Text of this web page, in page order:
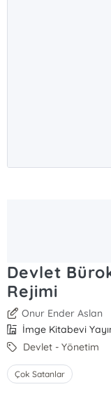
Devlet
Rejimi
Onur Ender Aslan
İmge Kitabevi
Devlet - Yönetim
Çok Satanlar